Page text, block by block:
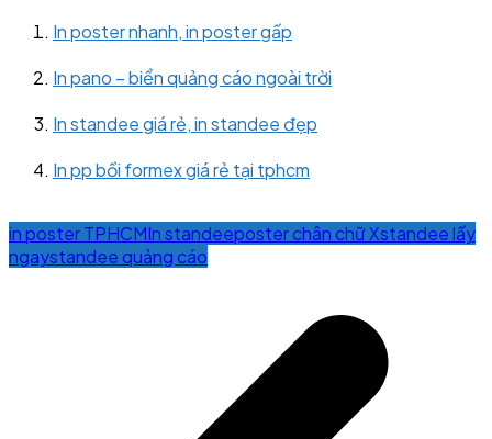
In poster nhanh, in poster gấp
In pano – biển quảng cáo ngoài trời
In standee giá rẻ, in standee đẹp
In pp bồi formex giá rẻ tại tphcm
in poster TPHCMIn standeeposter chân chữ Xstandee lấy
ngaystandee quảng cáo